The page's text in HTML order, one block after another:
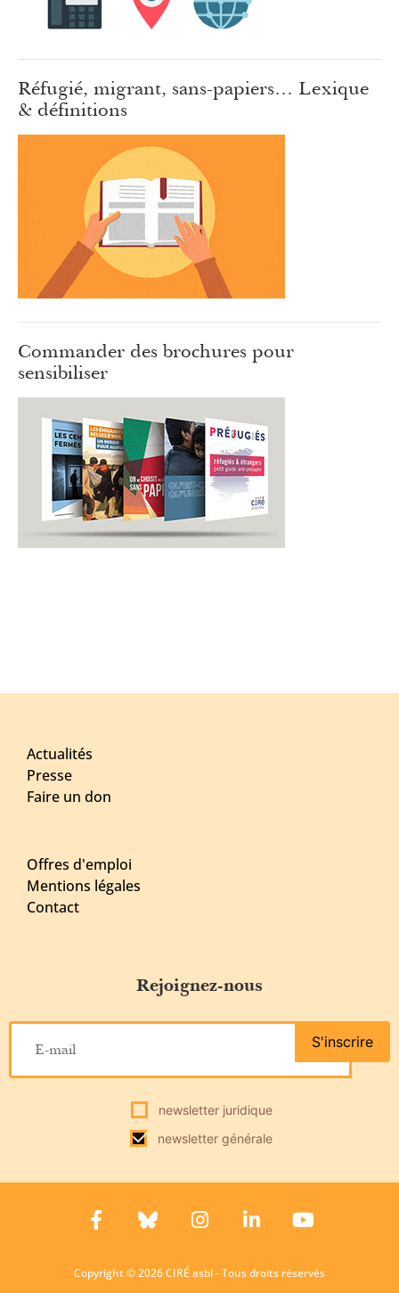
Réfugié, migrant, sans-papiers… Lexique
& définitions
Commander des brochures pour
sensibiliser
Actualités
Presse
Faire un don
Offres d'emploi
Mentions légales
Contact
Rejoignez-nous
newsletter juridique
newsletter générale
S'inscrire
Copyright © 2026 CIRÉ asbl - Tous droits réservés